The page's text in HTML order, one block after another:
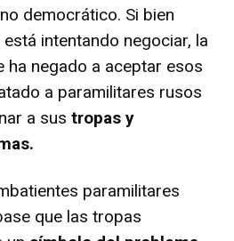
democrático. Si bien
intentando negociar, la
ha negado a aceptar esos
a paramilitares rusos
a sus tropas y
paramilitares
que las tropas